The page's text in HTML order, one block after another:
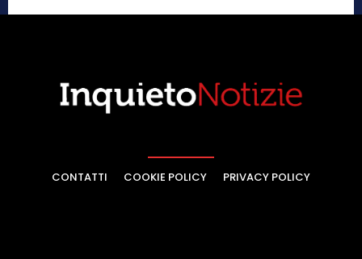
CONTATTI COOKIE POLICY PRIVACY POLICY